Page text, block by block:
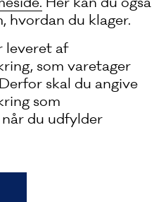
hvordan du klager.
leveret af
som varetager
skal du angive
som
du udfylder